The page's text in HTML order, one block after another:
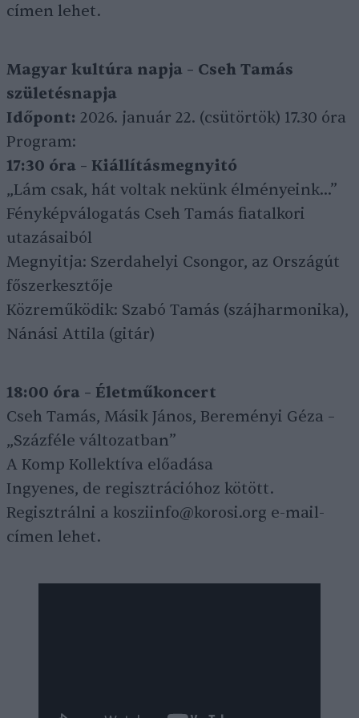
címen lehet.
Magyar kultúra napja – Cseh Tamás
születésnapja
Időpont: 2026. január 22. (csütörtök) 17.30 óra
Program:
17:30 óra – Kiállításmegnyitó
„Lám csak, hát voltak nekünk élményeink…”
Fényképválogatás Cseh Tamás fiatalkori
utazásaiból
Megnyitja: Szerdahelyi Csongor, az Országút
főszerkesztője
Közreműködik: Szabó Tamás (szájharmonika),
Nánási Attila (gitár)
18:00 óra – Életműkoncert
Cseh Tamás, Másik János, Bereményi Géza –
„Százféle változatban”
A Komp Kollektíva előadása
Ingyenes, de regisztrációhoz kötött.
Regisztrálni a kosziinfo@korosi.org e-mail-
címen lehet.